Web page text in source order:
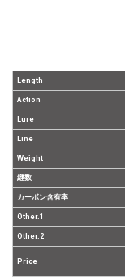
Length
Action
Lure
Line
Weight
継数
カーボン含有率
Other.1
Other.2
Price